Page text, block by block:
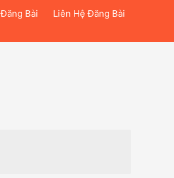
Đăng Bài Liên Hệ Đăng Bài